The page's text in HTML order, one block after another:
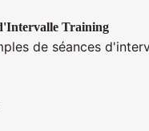
Training
de séances